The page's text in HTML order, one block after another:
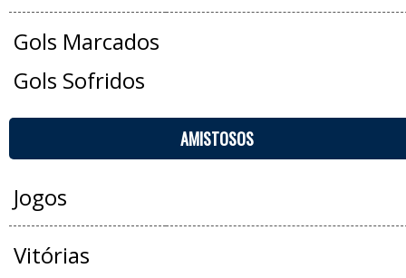
Gols Marcados
Gols Sofridos
AMISTOSOS
Jogos
Vitórias